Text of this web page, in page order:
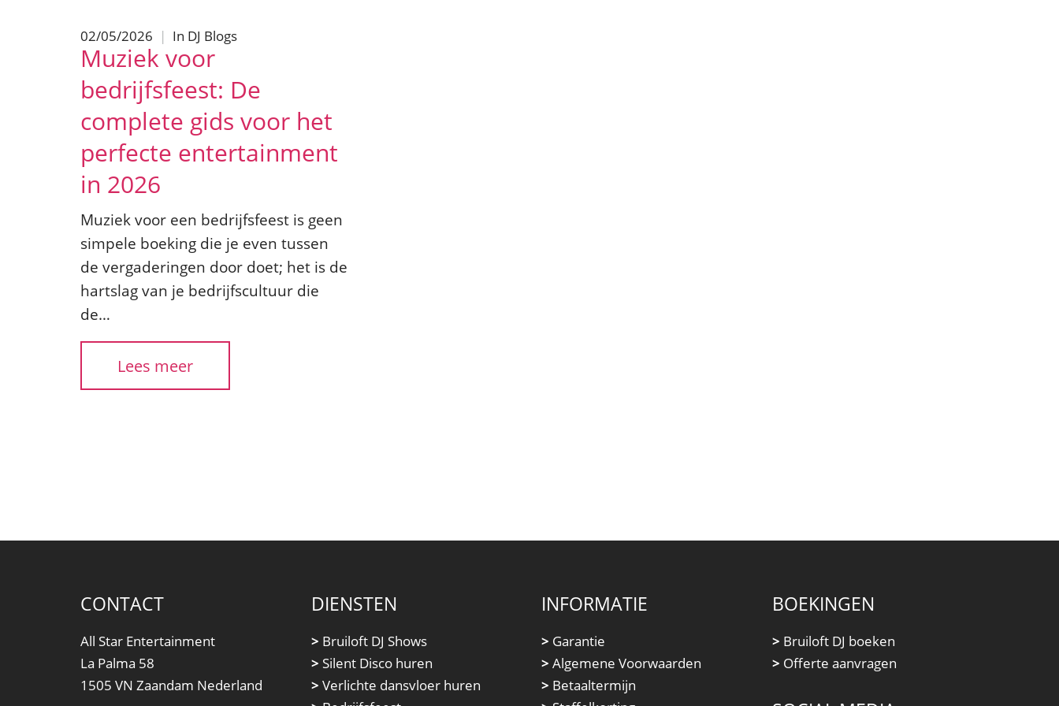
02/05/2026 | In DJ Blogs
Muziek voor
bedrijfsfeest: De
complete gids voor het
perfecte entertainment
in 2026
Muziek voor een bedrijfsfeest is geen
simpele boeking die je even tussen
de vergaderingen door doet; het is de
hartslag van je bedrijfscultuur die
de…
Lees meer
CONTACT
All Star Entertainment
La Palma 58
1505 VN Zaandam Nederland
DIENSTEN
> Bruiloft DJ Shows
> Silent Disco huren
> Verlichte dansvloer huren
INFORMATIE
> Garantie
> Algemene Voorwaarden
> Betaaltermijn
BOEKINGEN
> Bruiloft DJ boeken
> Offerte aanvragen